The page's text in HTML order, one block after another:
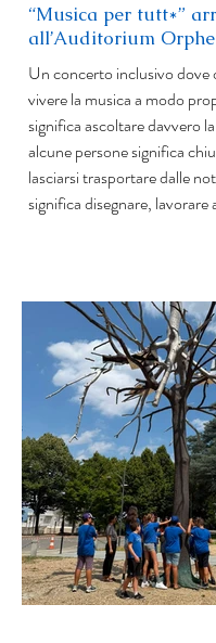
“Musica per tutt*”
all’Auditorium
Un concerto inclusivo dove
vivere la musica a modo
significa ascoltare davvero
alcune persone significa
lasciarsi trasportare dalle
significa disegnare, lavorare
progetto di Sm@rtOpera,
diventa un linguaggio aperto,
accogliente